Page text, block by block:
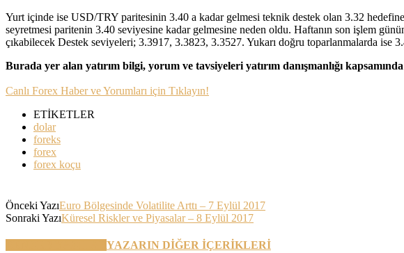
Yurt içinde ise USD/TRY paritesinin 3.40 a kadar gelmesi teknik destek olan 3.32
seyretmesi paritenin 3.40 seviyesine kadar gelmesine neden oldu. Haftanın son işlem
çıkabilecek Destek seviyeleri; 3.3917, 3.3823, 3.3527. Yukarı doğru toparlanmalarda ise
Burada yer alan yatırım bilgi, yorum ve tavsiyeleri yatırım danışmanlığı
Canlı Forex Haber ve Yorumları için Tıklayın!
ETİKETLER
dolar
foreks
forex
forex koçu
Önceki YazıEuro Bölgesinde Volatilite Arttı – 7 Eylül 2017
Sonraki YazıKüresel Riskler ve Piyasalar – 8 Eylül 2017
YAZARIN DİĞER İÇERİKLERİ